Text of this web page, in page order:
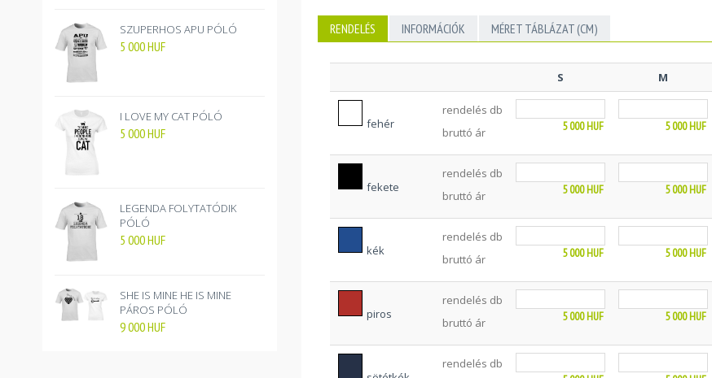
SZUPERHOS APU PÓLÓ
5 000HUF
I LOVE MY CAT PÓLÓ
5 000HUF
LEGENDA FOLYTATÓDIK
PÓLÓ
5 000HUF
SHE IS MINE HE IS MINE
PÁROS PÓLÓ
9 000HUF
RENDELÉS INFORMÁCIÓK MÉRET TÁBLÁZAT (CM)
S M
fehér
rendelés db
bruttó ár
5 000HUF 5 000HUF
fekete
rendelés db
bruttó ár
5 000HUF 5 000HUF
kék
rendelés db
bruttó ár
5 000HUF 5 000HUF
piros
rendelés db
bruttó ár
5 000HUF 5 000HUF
rendelés db